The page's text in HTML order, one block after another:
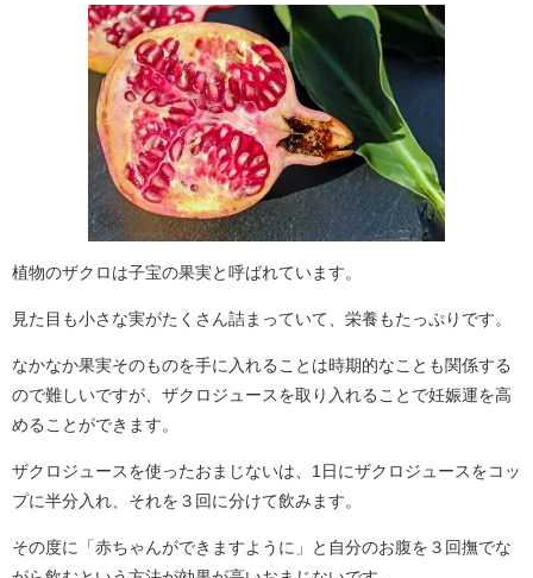
植物のザクロは子宝の果実と呼ばれています。
見た目も小さな実がたくさん詰まっていて、栄養もたっぷりです。
なかなか果実そのものを手に入れることは時期的なことも関係する
ので難しいですが、ザクロジュースを取り入れることで妊娠運を高
めることができます。
ザクロジュースを使ったおまじないは、1日にザクロジュースをコッ
プに半分入れ、それを３回に分けて飲みます。
その度に「赤ちゃんができますように」と自分のお腹を３回撫でな